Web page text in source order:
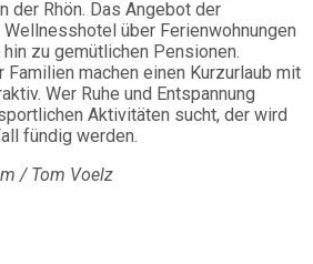
der Rhön. Das Angebot der
über Ferienwohnungen
zu gemütlichen Pensionen.
machen einen Kurzurlaub mit
Wer Ruhe und Entspannung
Aktivitäten sucht, der wird
fündig werden.
/ Tom Voelz